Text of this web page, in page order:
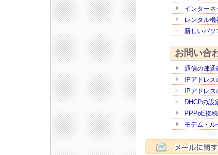
インター
レンタル
新しいパ
お問い合
通信の疎通
IPアドレス
IPアドレス
DHCPの設
PPPoE接
モデム・